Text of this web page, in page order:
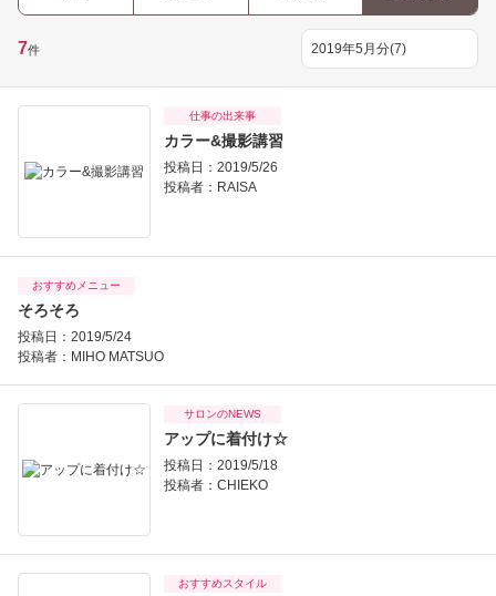
7件
仕事の出来事
カラー&撮影講習
投稿日：2019/5/26
投稿者： RAISA
おすすめメニュー
そろそろ
投稿日：2019/5/24
投稿者： MIHO MATSUO
サロンのNEWS
アップに着付け☆
投稿日：2019/5/18
投稿者： CHIEKO
おすすめスタイル